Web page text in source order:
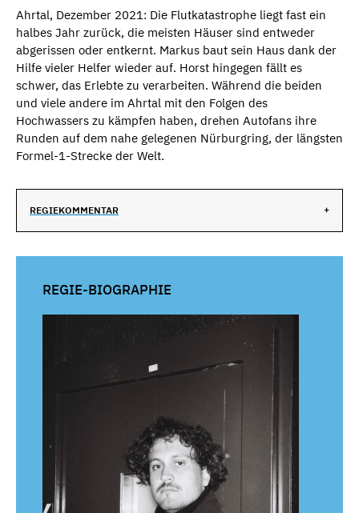
Ahrtal, Dezember 2021: Die Flutkatastrophe liegt fast ein
halbes Jahr zurück, die meisten Häuser sind entweder
abgerissen oder entkernt. Markus baut sein Haus dank der
Hilfe vieler Helfer wieder auf. Horst hingegen fällt es
schwer, das Erlebte zu verarbeiten. Während die beiden
und viele andere im Ahrtal mit den Folgen des
Hochwassers zu kämpfen haben, drehen Autofans ihre
Runden auf dem nahe gelegenen Nürburgring, der längsten
Formel-1-Strecke der Welt.
REGIEKOMMENTAR
REGIE-BIOGRAPHIE